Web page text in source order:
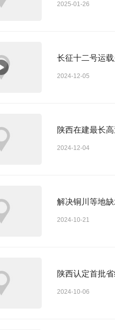
2025-01-26
长征十二号运
2024-12-05
陕西在建最长
2024-12-04
解决铜川等地
2024-10-21
陕西认定首批
2024-10-06